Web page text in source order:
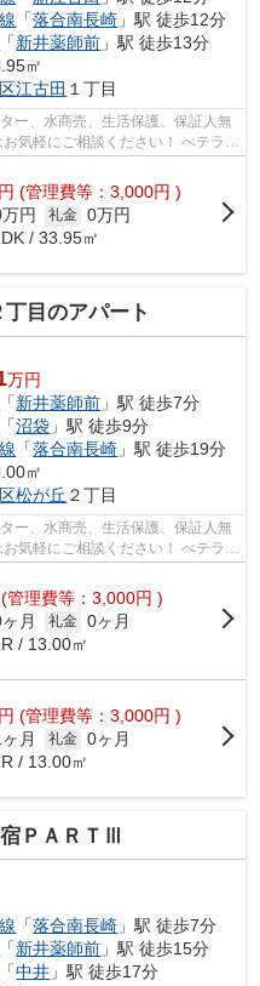
「落合南長崎 」駅 徒歩12分
「新井薬師前 」駅 徒歩13分
㎡
江古田 １丁目
ー、水商売、生活保護、保証人無
気軽にご相談ください！ べテラン
円 (管理費等：3,000円 )
円 礼金 0万円
/ 33.95㎡
目のアパート
万円
「新井薬師前 」駅 徒歩7分
「沼袋 」駅 徒歩9分
「落合南長崎 」駅 徒歩19分
㎡
松が丘 ２丁目
ー、水商売、生活保護、保証人無
気軽にご相談ください！ べテラン
(管理費等：3,000円 )
月 礼金 0ヶ月
/ 13.00㎡
円 (管理費等：3,000円 )
月 礼金 0ヶ月
/ 13.00㎡
ＰＡＲＴⅢ
「落合南長崎 」駅 徒歩7分
「新井薬師前 」駅 徒歩15分
「中井 」駅 徒歩17分